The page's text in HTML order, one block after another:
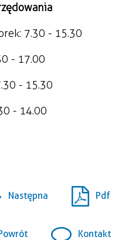
7.30 - 15.30
- 17.00
- 15.30
- 14.00
Następna Pdf
Kontakt